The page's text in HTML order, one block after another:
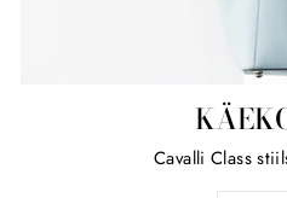
Cavalli Class